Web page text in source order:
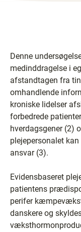
Denne
medinddragelse i
afstandtagen fra
omhandlende
kroniske lidelser
forbedrede
hverdagsgener (2)
plejepersonalet
ansvar (3).
Evidensbaseret
patientens
perifer
danskere og